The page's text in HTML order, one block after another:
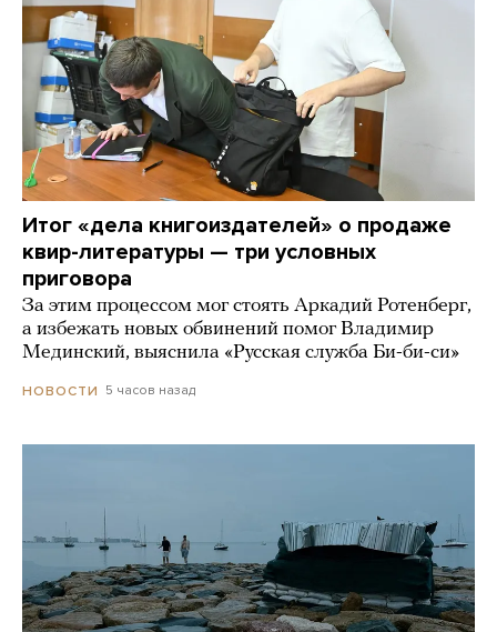
Итог «дела книгоиздателей» о продаже
квир-литературы — три условных
приговора
За этим процессом мог стоять Аркадий Ротенберг,
а избежать новых обвинений помог Владимир
Мединский, выяснила «Русская служба Би-би-си»
НОВОСТИ 5 часов назад